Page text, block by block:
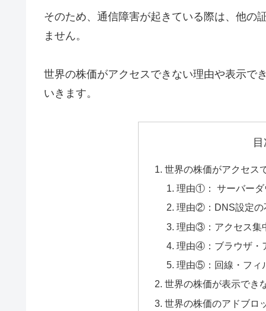
そのため、通信障害が起きている際は、他の
ません。
世界の株価がアクセスできない理由や表示で
いきます。
目
世界の株価がアクセス
理由①： サーバーダ
理由②：DNS設定の
理由③：アクセス集
理由④：ブラウザ・
理由⑤：回線・フィ
世界の株価が表示でき
世界の株価のアドブロ